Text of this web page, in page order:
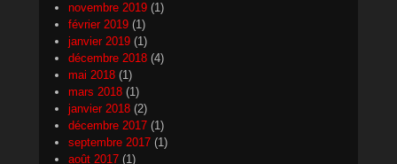
novembre 2019 (1)
février 2019 (1)
janvier 2019 (1)
décembre 2018 (4)
mai 2018 (1)
mars 2018 (1)
janvier 2018 (2)
décembre 2017 (1)
septembre 2017 (1)
août 2017 (1)